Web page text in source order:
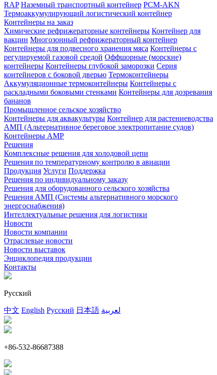
RAP Наземный транспортный контейнер PCM-AKN
Термоаккумулирующий логистический контейнер
Контейнеры на заказ
Химическиe рефрижераторныe контейнеры Контейнер для
вакцин Многозонный рефрижераторный контейнер
Контейнеры для подвесного хранения мяса Контейнеры с
регулируемой газовой средой Оффшорныe (морскиe)
контейнеры Контейнеры глубокой заморозки Серия
контейнеров с боковой дверью Термоконтейнеры
Аккумуляционные термоконтейнеры Контейнеры с
раскладными боковыми стенками Контейнеры для дозревания
бананов
Промышленное сельское хозяйство
Контейнеры для аквакультуры Контейнер для растениеводства
AMП (Альтернативное береговое электропитание судов)
Контейнеры АМР
Решения
Комплексные решения для холодовой цепи
Решения по температурному контролю в авиации
Продукция Услуги Поддержка
Решения по индивидуальному заказу
Решения для оборудованного сельского хозяйства
Решения АМП (Системы альтернативного морского
энергоснабжения)
Интеллектуальные решения для логистики
Новости
Новости компании
Отраслевые новости
Новости выставок
Энциклопедия продукции
Контакты
Русский
中文 English Русский 日本語 لعربية
+86-532-86687388